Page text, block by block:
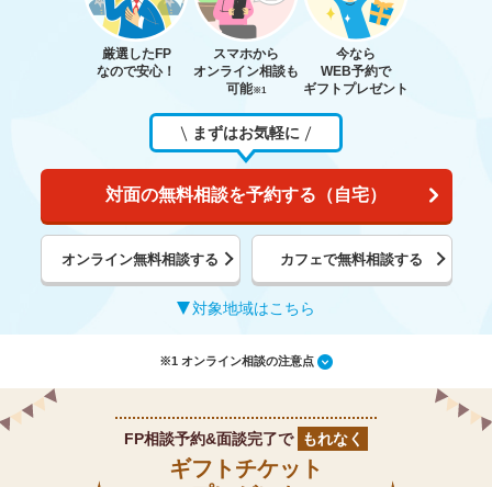
厳選したFP
なので安心！
スマホから
オンライン相談も
可能※1
今なら
WEB予約で
ギフトプレゼント
まずはお気軽に
対面の無料相談を予約する（自宅）
オンライン無料相談する カフェで無料相談する
対象地域はこちら
※1 オンライン相談の注意点
FP相談予約&面談完了で もれなく
ギフトチケット